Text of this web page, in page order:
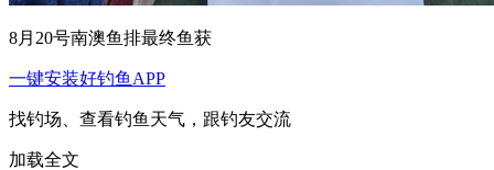
8月20号南澳鱼排最终鱼获
一键安装好钓鱼APP
找钓场、查看钓鱼天气，跟钓友交流
加载全文